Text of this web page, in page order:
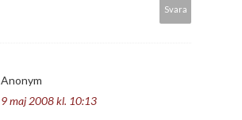
Svara
Anonym
9 maj 2008 kl. 10:13